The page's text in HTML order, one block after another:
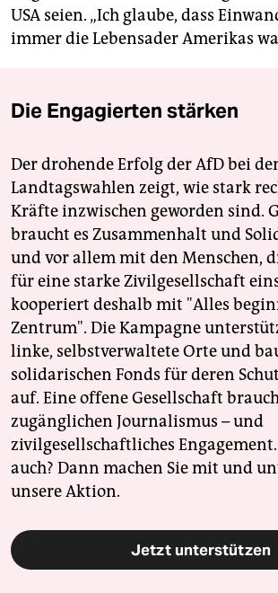
USA seien. „Ich glaube, dass
immer die Lebensader Amerikas
Die Engagierten stärken
Der drohende Erfolg der AfD bei
Landtagswahlen zeigt, wie stark
Kräfte inzwischen geworden sind.
braucht es Zusammenhalt und
und vor allem mit den Menschen,
für eine starke Zivilgesellschaft
kooperiert deshalb mit "Alles
Zentrum". Die Kampagne
linke, selbstverwaltete Orte und
solidarischen Fonds für deren
auf. Eine offene Gesellschaft
zugänglichen Journalismus – und
zivilgesellschaftliches
auch? Dann machen Sie mit und
unsere Aktion.
Jetzt unterstützen